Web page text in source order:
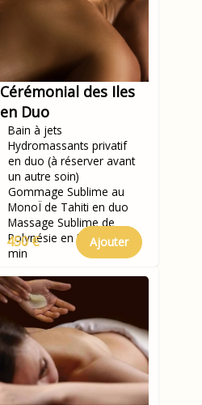
Cérémonial des Iles
en Duo
Bain à jets
Hydromassants privatif
en duo (à réserver avant
un autre soin)
Gommage Sublime au
MonoÏ de Tahiti en duo
Massage Sublime de
Polynésie en Duo - 80
min
450 € Ajouter